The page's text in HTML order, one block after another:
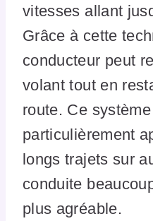
vitesses allant
Grâce à cette
conducteur peut
volant tout en
route. Ce
particulièrement
longs trajets sur
conduite
plus agréable.